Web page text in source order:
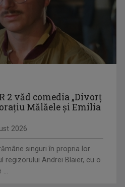
TVR 2 ne ...
şi comori ...
2 văd comedia „Divorţ
Mălăele şi Emilia
2026
singuri în propria lor
regizorului Andrei Blaier, cu o